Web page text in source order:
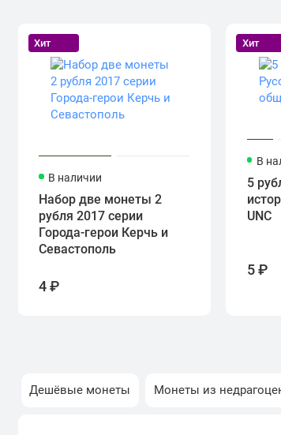
Хит
В наличии
Набор две монеты 2
рубля 2017 серии
Города-герои Керчь и
Севастополь
4 ₽
Хит
В
5
UNC
5 ₽
Дешёвые монеты Монеты из